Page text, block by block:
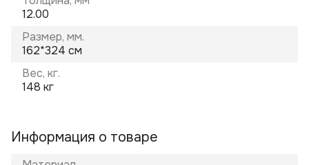
12.00
Размер, мм.
162*324 см
Вес, кг.
148 кг
Информация о товаре